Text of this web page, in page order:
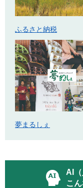
ふるさと納税
夢まるしぇ
AI
こ